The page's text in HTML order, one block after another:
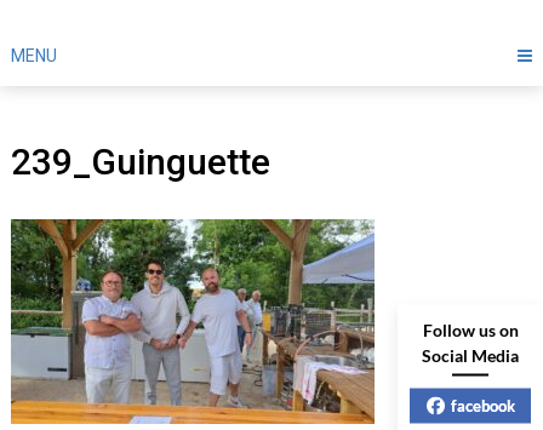
MENU
239_Guinguette
Follow us on
Social Media
facebook